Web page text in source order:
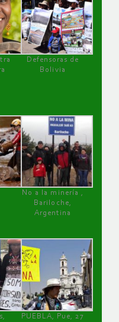
Defensoras de
Bolivia
No a la minería ,
Bariloche,
Argentina
PUEBLA, Pue, 27